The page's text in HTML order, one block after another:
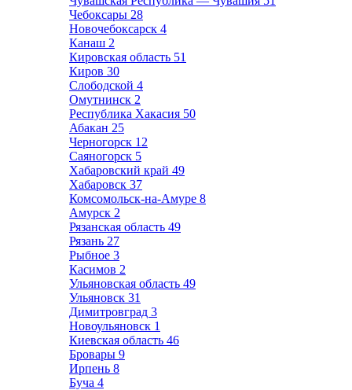
Чебоксары 28
Новочебоксарск 4
Канаш 2
Кировская область 51
Киров 30
Слободской 4
Омутнинск 2
Республика Хакасия 50
Абакан 25
Черногорск 12
Саяногорск 5
Хабаровский край 49
Хабаровск 37
Комсомольск-на-Амуре 8
Амурск 2
Рязанская область 49
Рязань 27
Рыбное 3
Касимов 2
Ульяновская область 49
Ульяновск 31
Димитровград 3
Новоульяновск 1
Киевская область 46
Бровары 9
Ирпень 8
Буча 4